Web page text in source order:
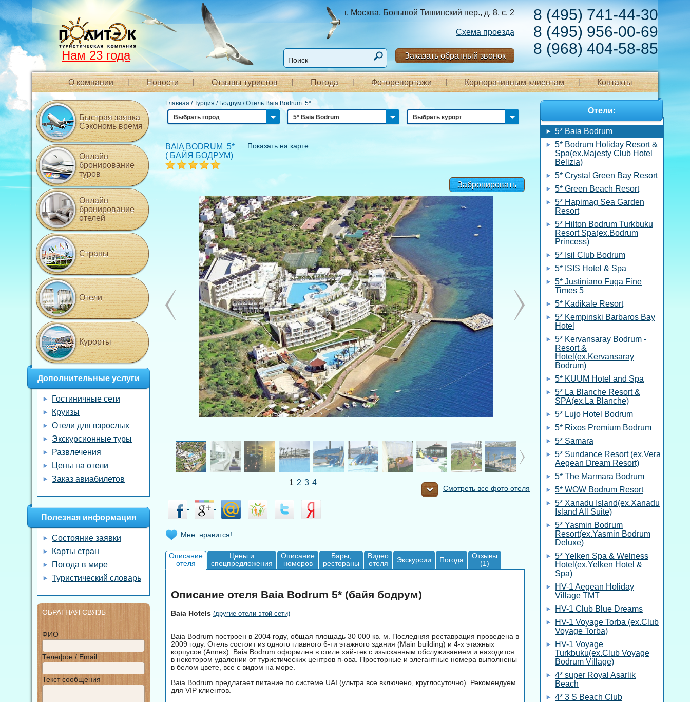
8 (495) 741-44-30
8 (495) 956-00-69
8 (968) 404-58-85
г. Москва, Большой Тишинский пер., д. 8, с. 2
Схема проезда
Заказать обратный звонок
Нам 23 года
О компании Новости Отзывы туристов Погода Фоторепортажи Корпоративным клиентам Контакты
Главная /Турция / Бодрум /Отель Baia Bodrum 5*
Выбрать город
5* Baia Bodrum Выбрать курорт
BAIA BODRUM 5*
( БАЙЯ БОДРУМ)
Показать на карте
Забронировать
Смотреть все фото отеля
1 2 3 4
Мне нравится!
Описание
отеля
Цены и
спецпредложения
Описание
номеров
Бары,
рестораны
Видео
отеля
Экскурсии Погода
Отзывы
(1)
Описание отеля Baia Bodrum 5* (байя бодрум)
Baia Hotels (другие отели этой сети)
Baia Bodrum построен в 2004 году, общая площадь 30 000 кв. м. Последняя реставрация проведена в
2009 году. Отель состоит из одного главного 6-ти этажного здания (Main building) и 4-х этажных
корпусов (Annex). Baia Bodrum оформлен в стиле хай-тек с изысканным обслуживанием и находится
в некотором удалении от туристических центров п-ова. Просторные и элегантные номера выполнены
в белом цвете, все с видом на море.
Baia Bodrum предлагает питание по системе UAI (ультра все включено, круглосуточно). Рекомендуем
для VIP клиентов.
Быстрая заявка
Сэкономь время
Онлайн
бронирование
туров
Онлайн
бронирование
отелей
Страны
Отели
Курорты
Дополнительные услуги
Гостиничные сети
Круизы
Отели для взрослых
Экскурсионные туры
Развлечения
Цены на отели
Заказ авиабилетов
Полезная информация
Состояние заявки
Карты стран
Погода в мире
Туристический словарь
ОБРАТНАЯ СВЯЗЬ
ФИО
Телефон / Email
Текст сообщения
Отели:
5* Baia Bodrum
5* Bodrum Holiday Resort &
Spa(ex.Majesty Club Hotel
Belizia)
5* Crystal Green Bay Resort
5* Green Beach Resort
5* Hapimag Sea Garden
Resort
5* Hilton Bodrum Turkbuku
Resort Spa(ex.Bodrum
Princess)
5* Isil Club Bodrum
5* ISIS Hotel & Spa
5* Justiniano Fuga Fine
Times 5
5* Kadikale Resort
5* Kempinski Barbaros Bay
Hotel
5* Kervansaray Bodrum -
Resort &
Hotel(ex.Kervansaray
Bodrum)
5* KUUM Hotel and Spa
5* La Blanche Resort &
SPA(ex.La Blanche)
5* Lujo Hotel Bodrum
5* Rixos Premium Bodrum
5* Samara
5* Sundance Resort (ex.Vera
Aegean Dream Resort)
5* The Marmara Bodrum
5* WOW Bodrum Resort
5* Xanadu Island(ex.Xanadu
Island All Suite)
5* Yasmin Bodrum
Resort(ex.Yasmin Bodrum
Deluxe)
5* Yelken Spa & Welness
Hotel(ex.Yelken Hotel &
Spa)
HV-1 Aegean Holiday
Village TMT
HV-1 Club Blue Dreams
HV-1 Voyage Torba (ex.Club
Voyage Torba)
HV-1 Voyage
Turkbuku(ex.Club Voyage
Bodrum Village)
4* super Royal Asarlik
Beach
4* 3 S Beach Club